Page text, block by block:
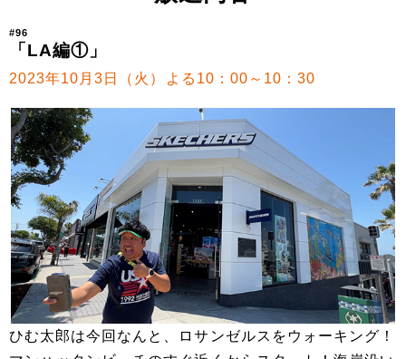
#96
「LA編①」
2023年10月3日（火）よる10：00～10：30
ひむ太郎は今回なんと、ロサンゼルスをウォーキング！